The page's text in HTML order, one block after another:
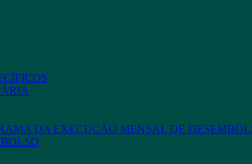
DA EXECUÇÃO MENSAL DE